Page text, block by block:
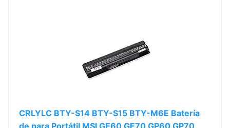
CRLYLC BTY-S14 BTY-S15 BTY-M6E Batería
de para Portátil MSI GE60 GE70 GP60 GP70